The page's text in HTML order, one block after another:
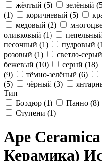
жёлтый (5) зелёный
(1)
коричневый (5)
медовый (2)
оливковый (1) пепельный
песочный (1) пудровый
розовый (1) светло-серый
бежевый (10) серый (18)
(9)
тёмно-зелёный (6)
(5)
чёрный (3)
Тип
Бордюр (1) Панно (8)
Ступени (1)
Ape
Керамика)